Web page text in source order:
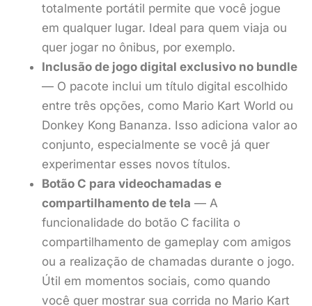
totalmente portátil permite que você jogue
em qualquer lugar. Ideal para quem viaja ou
quer jogar no ônibus, por exemplo.
Inclusão de jogo digital exclusivo no bundle
— O pacote inclui um título digital escolhido
entre três opções, como Mario Kart World ou
Donkey Kong Bananza. Isso adiciona valor ao
conjunto, especialmente se você já quer
experimentar esses novos títulos.
Botão C para videochamadas e
compartilhamento de tela — A
funcionalidade do botão C facilita o
compartilhamento de gameplay com amigos
ou a realização de chamadas durante o jogo.
Útil em momentos sociais, como quando
você quer mostrar sua corrida no Mario Kart